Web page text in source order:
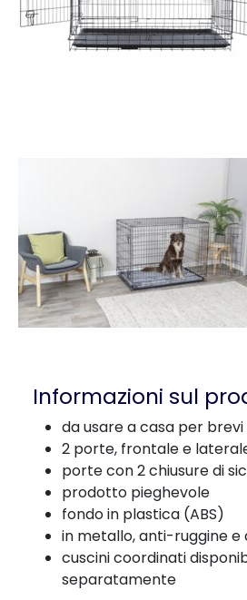
Informazioni sul
da usare a casa per
2 porte, frontale e
porte con 2 chiusure di
prodotto pieghevole
fondo in plastica (ABS)
in metallo, anti-ruggine e
cuscini coordinati
separatamente